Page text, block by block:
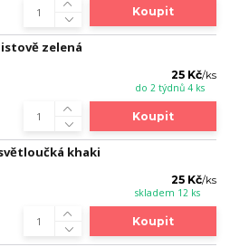
Koupit
zelená
25 Kč/ks
do 2 týdnů 4 ks
Koupit
khaki
25 Kč/ks
skladem 12 ks
Koupit